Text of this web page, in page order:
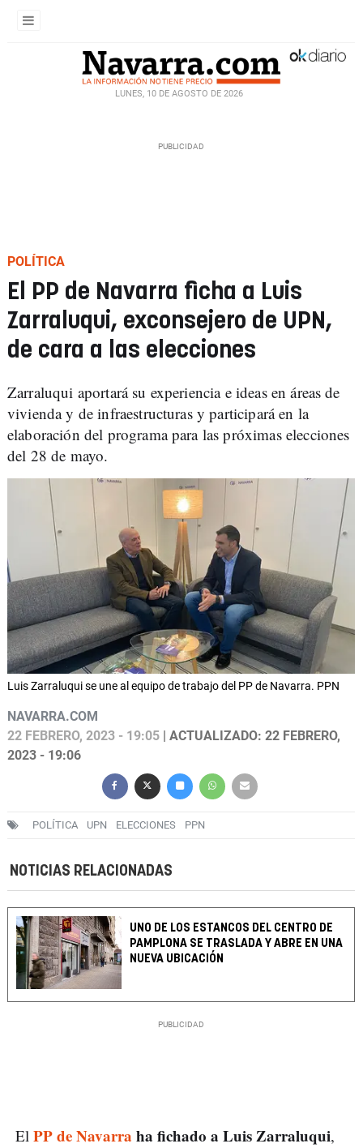
LUNES, 10 DE AGOSTO DE 2026
POLÍTICA
El PP de Navarra ficha a Luis
Zarraluqui, exconsejero de UPN,
de cara a las elecciones
Zarraluqui aportará su experiencia e ideas en áreas de
vivienda y de infraestructuras y participará en la
elaboración del programa para las próximas elecciones
del 28 de mayo.
Luis Zarraluqui se une al equipo de trabajo del PP de Navarra. PPN
NAVARRA.COM
22 FEBRERO, 2023 - 19:05 | ACTUALIZADO: 22 FEBRERO,
2023 - 19:06
POLÍTICA UPN ELECCIONES PPN
NOTICIAS RELACIONADAS
UNO DE LOS ESTANCOS DEL CENTRO DE
PAMPLONA SE TRASLADA Y ABRE EN UNA
NUEVA UBICACIÓN
El PP de Navarra ha fichado a Luis Zarraluqui,